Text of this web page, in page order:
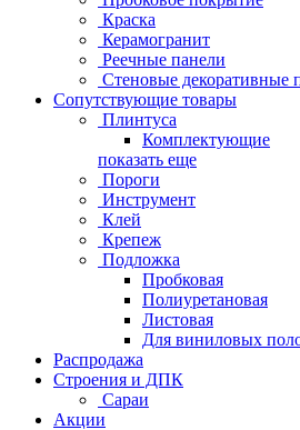
Краска
Керамогранит
Реечные панели
Стеновые декоративные
Сопутствующие товары
Плинтуса
Комплектующие
показать еще
Пороги
Инструмент
Клей
Крепеж
Подложка
Пробковая
Полиуретановая
Листовая
Для виниловых
Распродажа
Строения и ДПК
Сараи
Акции